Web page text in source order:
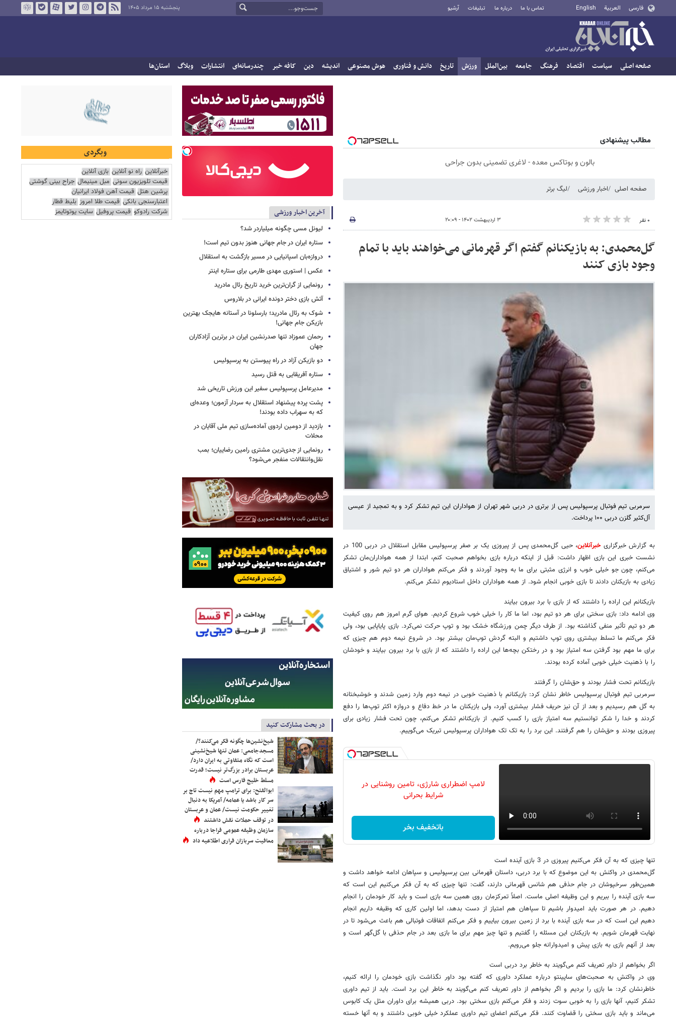
فارسی العربية English تماس با ما درباره ما تبلیغات آرشیو پنجشنبه ۱۵ مرداد ۱۴۰۵
صفحه اصلی سیاست اقتصاد فرهنگ جامعه بین‌الملل ورزش تاریخ دانش و فناوری هوش مصنوعی اندیشه دین کافه خبر چندرسانه‌ای انتشارات وبلاگ استان‌ها
مطالب پیشنهادی
بالون و بوتاکس معده - لاغری تضمینی بدون جراحی
صفحه اصلی اخبار ورزشی لیگ برتر
۰ نفر ۳ اردیبهشت ۱۴۰۲ - ۲۰:۰۹
گل‌محمدی: به بازیکنانم گفتم اگر قهرمانی می‌خواهند باید با تمام
وجود بازی کنند
سرمربی تیم فوتبال پرسپولیس پس از برتری در دربی شهر تهران از هواداران این تیم تشکر کرد و به تمجید از عیسی
آل‌کثیر گلزن دربی ۱۰۰ پرداخت.
به گزارش خبرگزاریخبرآنلاین
، حیی گل‌محمدی پس از پیروزی یک بر صفر پرسپولیس مقابل استقلال در دربی 100 در
نشست خبری این بازی اظهار داشت: قبل از اینکه درباره بازی بخواهم صحبت کنم، ابتدا از همه هواداران‌مان تشکر
می‌کنم، چون جو خیلی خوب و انرژی مثبتی برای ما به وجود آوردند و فکر می‌کنم هواداران هر دو تیم شور و اشتیاق
زیادی به بازیکنان دادند تا بازی خوبی انجام شود. از همه هواداران داخل استادیوم تشکر می‌کنم.
بازیکنانم این اراده را داشتند که از بازی با برد بیرون بیایند
وی ادامه داد: بازی سختی برای هر دو تیم بود، اما ما کار را خیلی خوب شروع کردیم. هوای گرم امروز هم روی کیفیت
هر دو تیم تأثیر منفی گذاشته بود. از طرف دیگر چمن ورزشگاه خشک بود و توپ حرکت نمی‌کرد. بازی پایاپایی بود، ولی
فکر می‌کنم ما تسلط بیشتری روی توپ داشتیم و البته گردش توپ‌مان بیشتر بود. در شروع نیمه دوم هم چیزی که
برای ما مهم بود گرفتن سه امتیاز بود و در رختکن بچه‌ها این اراده را داشتند که از بازی با برد بیرون بیایند و خودشان
را با ذهنیت خیلی خوبی آماده کرده بودند.
بازیکنانم تحت فشار بودند و حق‌شان را گرفتند
سرمربی تیم فوتبال پرسپولیس خاطر نشان کرد: بازیکنانم با ذهنیت خوبی در نیمه دوم وارد زمین شدند و خوشبختانه
به گل هم رسیدیم و بعد از آن نیز حریف فشار بیشتری آورد، ولی بازیکنان ما در خط دفاع و دروازه اکثر توپ‌ها را دفع
کردند و خدا را شکر توانستیم سه امتیاز بازی را کسب کنیم. از بازیکنانم تشکر می‌کنم، چون تحت فشار زیادی برای
پیروزی بودند و حق‌شان را هم گرفتند. این برد را به تک تک هواداران پرسپولیس تبریک می‌گوییم.
لامپ اضطراری شارژی، تامین روشنایی در
شرایط بحرانی
باتخفیف بخر
تنها چیزی که به آن فکر می‌کنیم پیروزی در 3 بازی آینده است
گل‌محمدی در واکنش به این موضوع که با برد دربی، داستان قهرمانی بین پرسپولیس و سپاهان ادامه خواهد داشت و
همین‌طور سرخپوشان در جام حذفی هم شانس قهرمانی دارند، گفت: تنها چیزی که به آن فکر می‌کنیم این است که
سه بازی آینده را ببریم و این وظیفه اصلی ماست. اصلاً تمرکزمان‌ روی همین سه بازی است و باید کار خودمان را انجام
دهیم. در هر صورت باید امیدوار باشیم تا سپاهان هم امتیاز از دست بدهد، اما اولین کاری که وظیفه داریم انجام
دهیم این است که در سه بازی آینده با برد از زمین بیرون بیاییم و فکر می‌کنم اتفاقات فوتبالی هم باعث می‌شود تا در
نهایت قهرمان شویم. به بازیکنان این مسئله را گفتیم و تنها چیز مهم برای ما بازی بعد در جام حذفی با گل‌گهر است و
بعد از آنهم بازی به بازی پیش و امیدوارانه جلو می‌رویم.
اگر بخواهم از داور تعریف کنم می‌گویند به خاطر برد دربی است
وی در واکنش به صحبت‌های ساپینتو درباره عملکرد داوری که گفته بود داور نگذاشت بازی خودمان را ارائه کنیم،
خاطرنشان کرد: ما بازی را بردیم و اگر بخواهم از داور تعریف کنم می‌گویند به خاطر این برد است. باید از تیم داوری
تشکر کنیم، آنها بازی را به خوبی سوت زدند و فکر می‌کنم بازی سختی بود. دربی همیشه برای داوران مثل یک کابوس
می‌ماند و باید بازی سختی را قضاوت کنند. فکر می‌کنم اعضای تیم داوری عملکرد خیلی خوبی داشتند و به آنها خسته
آخرین اخبار ورزشی
لیونل مسی چگونه میلیاردر شد؟
ستاره ایران در جام جهانی هنوز بدون تیم است!
دروازه‌بان اسپانیایی در مسیر بازگشت به استقلال
عکس | استوری مهدی طارمی برای ستاره اینتر
رونمایی از گران‌ترین خرید تاریخ رئال مادرید
آتش بازی دختر دونده ایرانی در بلاروس
شوک به رئال مادرید؛ بارسلونا در آستانه هایجک بهترین
بازیکن جام جهانی!
رحمان عموزاد تنها صدرنشین ایران در برترین آزادکاران
جهان
دو بازیکن آزاد در راه پیوستن به پرسپولیس
ستاره آفریقایی به قتل رسید
مدیرعامل پرسپولیس سفیر این ورزش تاریخی شد
پشت پرده پیشنهاد استقلال به سردار آزمون؛ وعده‌ای
که به سهراب داده بودند!
بازدید از دومین اردوی آماده‌سازی تیم ملی آقایان در
محلات
رونمایی از جدی‌ترین مشتری رامین رضاییان؛ بمب
نقل‌وانتقالات منفجر می‌شود؟
در بحث مشارکت کنید
شیخ‌نشین‌ها چگونه فکر می‌کنند؟/
مسجدجامعی: عمان تنها شیخ‌نشینی
است که نگاه متفاوتی به ایران دارد/
عربستان برادر بزرگ‌تر نیست؛ قدرت
مسلط خلیج فارس است
ابوالفتح: برای ترامپ مهم نیست تاج بر
سر کار باشد یا عمامه/ آمریکا به دنبال
تغییر حکومت نیست/ عمان و عربستان
در توقف حملات نقش داشتند
سازمان وظیفه عمومی فراجا درباره
معافیت سربازان فراری اطلاعیه داد
وبگردی
خبرآنلاین راه نو آنلاین بازی آنلاین
قیمت تلویزیون سونی مبل مینیمال جراح بینی گوشتی
پرشین هتل قیمت آهن فولاد ایرانیان
اعتبارسنجی بانکی قیمت طلا امروز بلیط قطار
شرکت رادوکو قیمت پروفیل سایت یوتوتایمز